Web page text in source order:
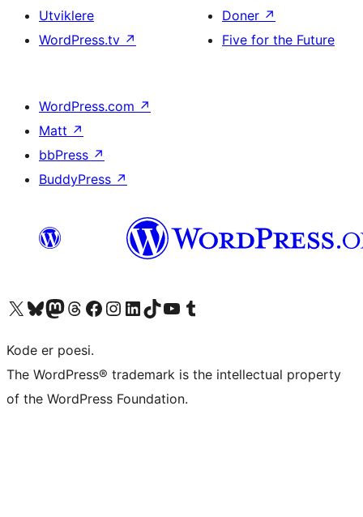
Utviklere
WordPress.tv ↗
Doner ↗
Five for the Future
WordPress.com ↗
Matt ↗
bbPress ↗
BuddyPress ↗
Besøk vår konto på X Visit our Bluesky account
Besøk vår Mastodon-konto
Visit our Threads account
Besøk vår Facebook-sideBesøk vår Instagram-konto
Besøk vår LinkedIn-konto
Visit our TikTok account
Visit our YouTube channel
Visit our Tumblr account
Kode er poesi.
The WordPress® trademark is the intellectual property
of the WordPress Foundation.